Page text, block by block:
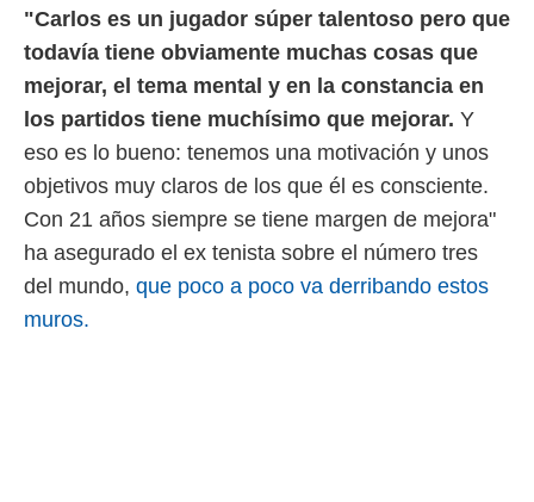
"Carlos es un jugador súper talentoso pero que
todavía tiene obviamente muchas cosas que
mejorar, el tema mental y en la constancia en
los partidos tiene muchísimo que mejorar. Y
eso es lo bueno: tenemos una motivación y unos
objetivos muy claros de los que él es consciente.
Con 21 años siempre se tiene margen de mejora"
ha asegurado el ex tenista sobre el número tres
del mundo, que poco a poco va derribando estos
muros.